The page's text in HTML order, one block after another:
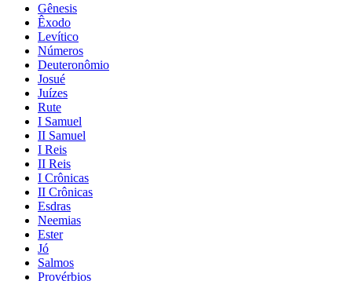
Gênesis
Êxodo
Levítico
Números
Deuteronômio
Josué
Juízes
Rute
I Samuel
II Samuel
I Reis
II Reis
I Crônicas
II Crônicas
Esdras
Neemias
Ester
Jó
Salmos
Provérbios